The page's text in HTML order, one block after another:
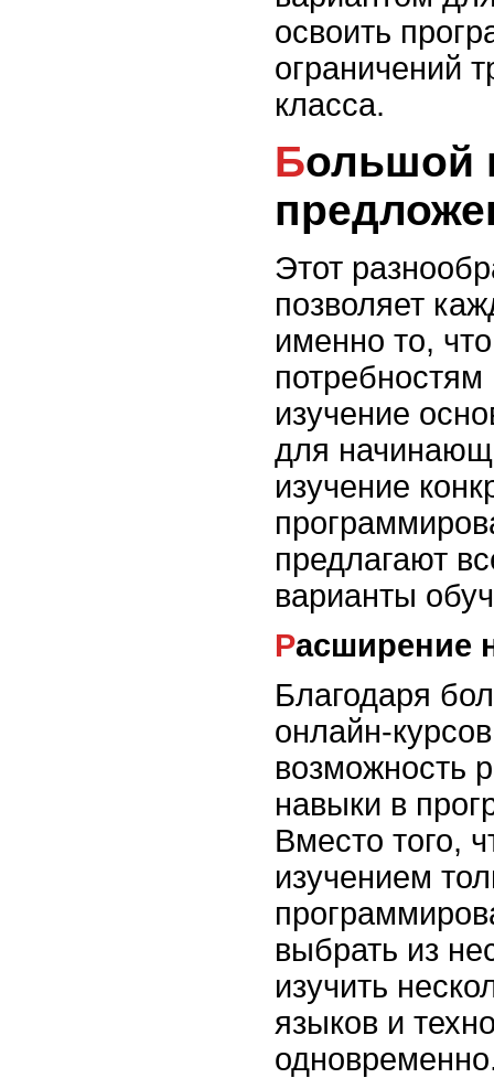
освоить
ограничений
класса.
Большой выбор
Этот
позволяет
именно то, что
изучение
для
изучение
предлагают
варианты
Расширение
Благодаря
онлайн-
возможность
навыки в
Вместо того,
изучением
выбрать из
изучить
языков и